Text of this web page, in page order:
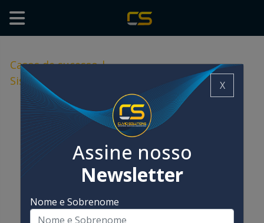
Casos de sucesso|
Sistema de recuperação de subprodutos
X
Assine nosso
Newsletter
Nome e Sobrenome